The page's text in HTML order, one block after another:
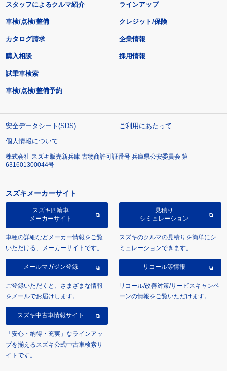
スタッフによるクルマ紹介 ラインアップ
車検/点検/整備 クレジット/保険
カタログ請求
購入相談
試乗車検索
車検/点検/整備予約
企業情報
採用情報
安全データシート(SDS)
ご利用にあたって
個人情報について
株式会社 スズキ販売新兵庫 古物商許可証番号 兵庫県公安委員会 第
631601300044号
スズキメーカーサイト
スズキ四輪車
メーカーサイト
車種の詳細などメーカー情報をご覧
いただける、メーカーサイトです。
見積り
シミュレーション
スズキのクルマの見積りを簡単にシ
ミュレーションできます。
メールマガジン登録
ご登録いただくと、さまざまな情報
をメールでお届けします。
リコール等情報
リコール/改善対策/サービスキャンペ
ーンの情報をご覧いただけます。
スズキ中古車情報サイト
「安心・納得・充実」なラインアッ
プを揃えるスズキ公式中古車検索サ
イトです。